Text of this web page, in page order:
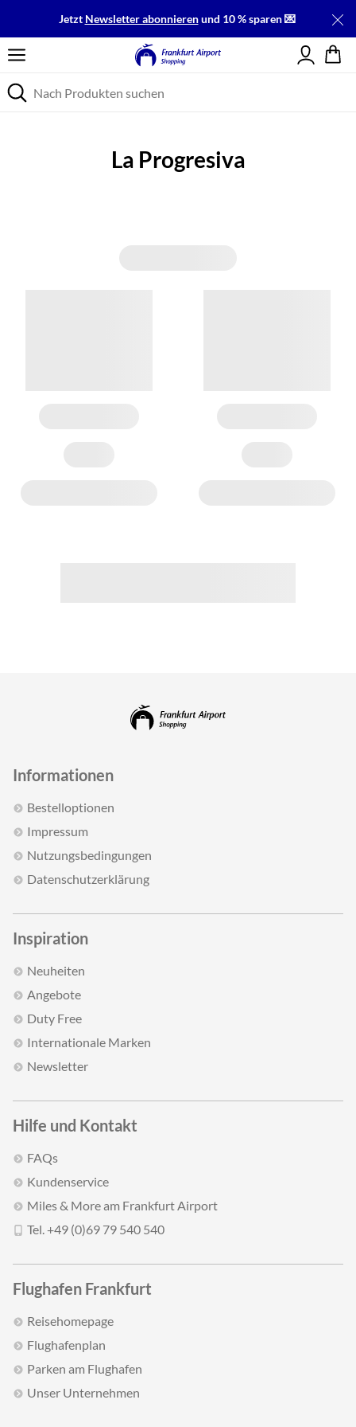
Jetzt Newsletter abonnierenund 10 % sparen 💌
Einloggen
La Progresiva
Informationen
Bestelloptionen
Impressum
Nutzungsbedingungen
Datenschutzerklärung
Inspiration
Neuheiten
Angebote
Duty Free
Internationale Marken
Newsletter
Hilfe und Kontakt
FAQs
Kundenservice
Miles & More am Frankfurt Airport
Tel. +49 (0)69 79 540 540
Flughafen Frankfurt
Reisehomepage
Flughafenplan
Parken am Flughafen
Unser Unternehmen